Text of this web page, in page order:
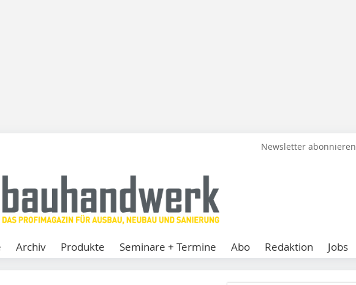
Newsletter abonnieren
Archiv Produkte Seminare + Termine Abo Redaktion Jobs